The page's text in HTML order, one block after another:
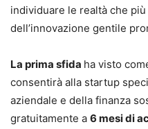
individuare le realtà che
dell’innovazione gentile
La prima sfida ha visto
consentirà alla startup
aziendale e della finanza
gratuitamente a 6 mesi di